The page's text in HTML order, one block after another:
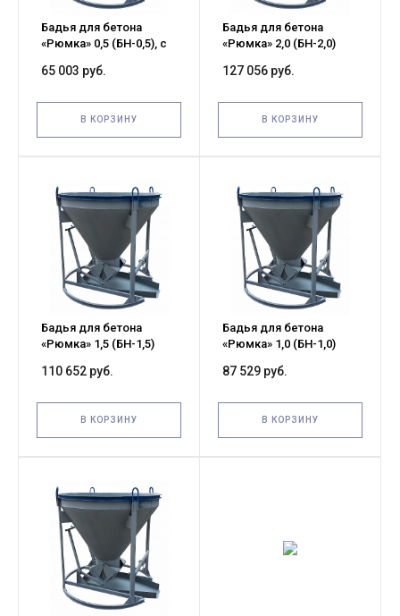
Бадья для бетона
«Рюмка» 0,5 (БН-0,5), с
усиленная
65 003 руб.
В КОРЗИНУ
Бадья для бетона
«Рюмка» 2,0 (БН-2,0)
мм
127 056 руб.
В КОРЗИНУ
Бадья для бетона
«Рюмка» 1,5 (БН-1,5)
мм
110 652 руб.
В КОРЗИНУ
Бадья для бетона
«Рюмка» 1,0 (БН-1,0)
мм
87 529 руб.
В КОРЗИНУ